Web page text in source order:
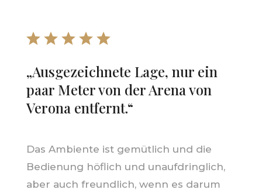
„Ausgezeichnete Lage, nur ein
paar Meter von der Arena von
Verona entfernt.“
Das Ambiente ist gemütlich und die
Bedienung höflich und unaufdringlich,
aber auch freundlich, wenn es darum